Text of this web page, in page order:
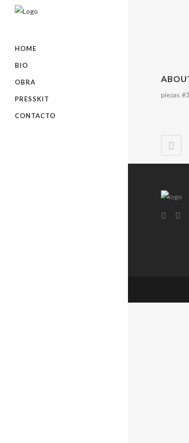
HOME
BIO
OBRA
PRESSKIT
CONTACTO
piezas